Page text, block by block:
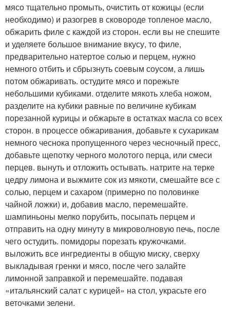
мясо тщательно промыть, очистить от кожицы (если
необходимо) и разогрев в сковороде топленое масло,
обжарить филе с каждой из сторон. если вы не спешите
и уделяете большое внимание вкусу, то филе,
предварительно натертое солью и перцем, нужно
немного отбить и сбрызнуть соевым соусом, а лишь
потом обжаривать. остудите мясо и порежьте
небольшими кубиками. отделите мякоть хлеба ножом,
разделите на кубики равные по величине кубикам
порезанной курицы и обжарьте в остатках масла со всех
сторон. в процессе обжаривания, добавьте к сухарикам
немного чеснока пропущенного через чесночный пресс,
добавьте щепотку черного молотого перца, или смеси
перцев. вынуть и отложить остывать. натрите на терке
цедру лимона и выжмите сок из мякоти, смешайте все с
солью, перцем и сахаром (примерно по половинке
чайной ложки) и, добавив масло, перемешайте.
шампиньоны мелко порубить, посыпать перцем и
отправить на одну минуту в микроволновую печь, после
чего остудить. помидоры порезать кружочками.
выложить все ингредиенты в общую миску, сверху
выкладывая гренки и мясо, после чего залайте
лимонной заправкой и перемешайте. подавая
«итальянский салат с курицей» на стол, украсьте его
веточками зелени.